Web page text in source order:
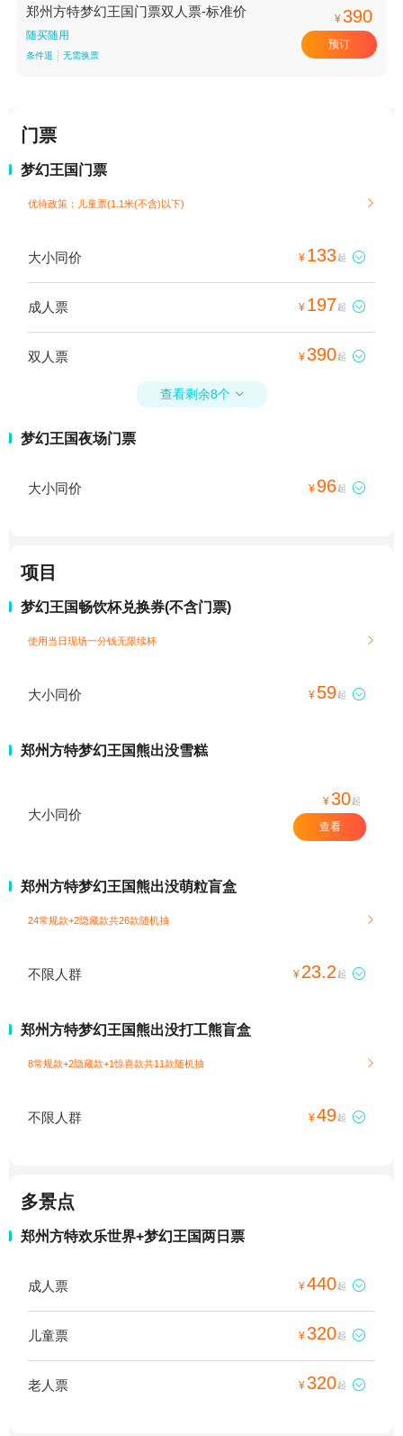
郑州方特梦幻王国门票双人票-标准价
随买随用
条件退 无需换票
¥390
预订
门票
梦幻王国门票
优待政策：儿童票(1.1米(不含)以下) 
大小同价 ¥ 133起 
成人票 ¥ 197起 
双人票 ¥390起 
查看剩余8个 
梦幻王国夜场门票
大小同价 ¥ 96起 
项目
梦幻王国畅饮杯兑换券(不含门票)
使用当日现场一分钱无限续杯 
大小同价 ¥ 59起 
郑州方特梦幻王国熊出没雪糕
大小同价
¥30起
查看
郑州方特梦幻王国熊出没萌粒盲盒
24常规款+2隐藏款共26款随机抽 
不限人群 ¥ 23.2 起 
郑州方特梦幻王国熊出没打工熊盲盒
8常规款+2隐藏款+1惊喜款共11款随机抽 
不限人群 ¥49起 
多景点
郑州方特欢乐世界+梦幻王国两日票
成人票 ¥440起 
儿童票 ¥320起 
老人票 ¥320起 